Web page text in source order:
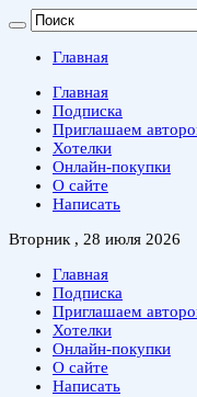
Главная
Главная
Подписка
Приглашаем
Хотелки
Онлайн-покупки
О сайте
Написать
Вторник , 28 июля 2026
Главная
Подписка
Приглашаем
Хотелки
Онлайн-покупки
О сайте
Написать